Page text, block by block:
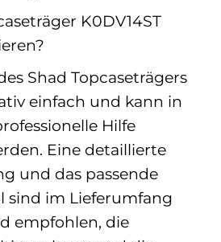
K0DV14ST
Shad Topcaseträgers
einfach und kann in
Hilfe
Eine detaillierte
und das passende
sind im Lieferumfang
empfohlen, die